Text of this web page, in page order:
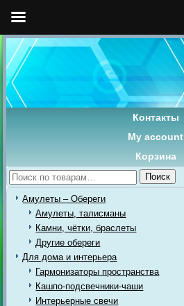
Контакты
My account
Корзина
Искать:
Поиск
Амулеты – Обереги
Амулеты, талисманы
Камни, чётки, браслеты
Другие обереги
Для дома и интерьера
Гармонизаторы пространства
Кашпо-подсвечники-чаши
Интерьерные свечи